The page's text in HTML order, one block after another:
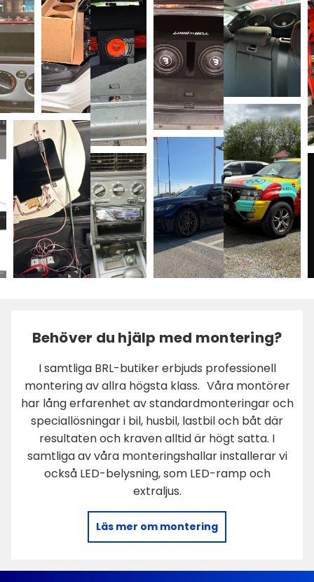
Behöver du hjälp med montering?
I samtliga BRL-butiker erbjuds professionell
montering av allra högsta klass. Våra montörer
har lång erfarenhet av standardmonteringar och
speciallösningar i bil, husbil, lastbil och båt där
resultaten och kraven alltid är högt satta. I
samtliga av våra monteringshallar installerar vi
också LED-belysning, som LED-ramp och
extraljus.
Läs mer om montering